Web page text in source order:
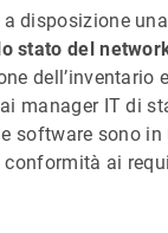
a disposizione
stato del
dell’inventario
manager IT di
software sono in
ai